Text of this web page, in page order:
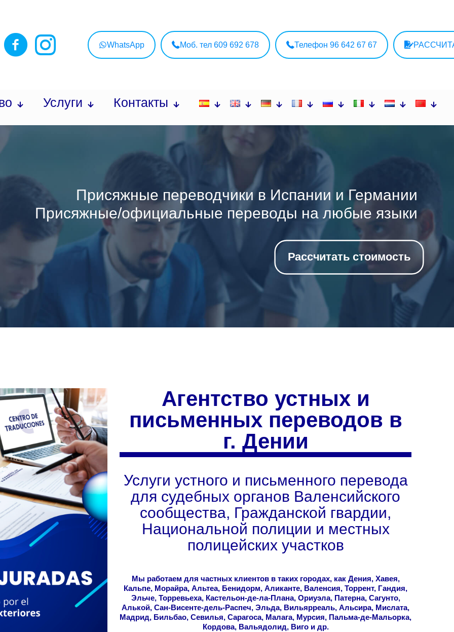
WhatsApp Моб. тел 609 692 678 Телефон 96 642 67 67
Услуги Контакты
Присяжные переводчики в Испании и Германии
Присяжные/официальные переводы на любые языки
Рассчитать стоимость
Агентство устных и
письменных переводов в
г. Дении
Услуги устного и письменного перевода
для судебных органов Валенсийского
сообщества, Гражданской гвардии,
Национальной полиции и местных
полицейских участков
Мы работаем для частных клиентов в таких городах, как Дения, Хавея,
Кальпе, Морайра, Альтеа, Бенидорм, Аликанте, Валенсия, Торрент, Гандия,
Эльче, Торревьеха, Кастельон-де-ла-Плана, Ориуэла, Патерна, Сагунто,
Алькой, Сан-Висенте-дель-Распеч, Эльда, Вильярреаль, Альсира, Мислата,
Мадрид, Бильбао, Севилья, Сарагоса, Малага, Мурсия, Пальма-де-Мальорка,
Кордова, Вальядолид, Виго и др.